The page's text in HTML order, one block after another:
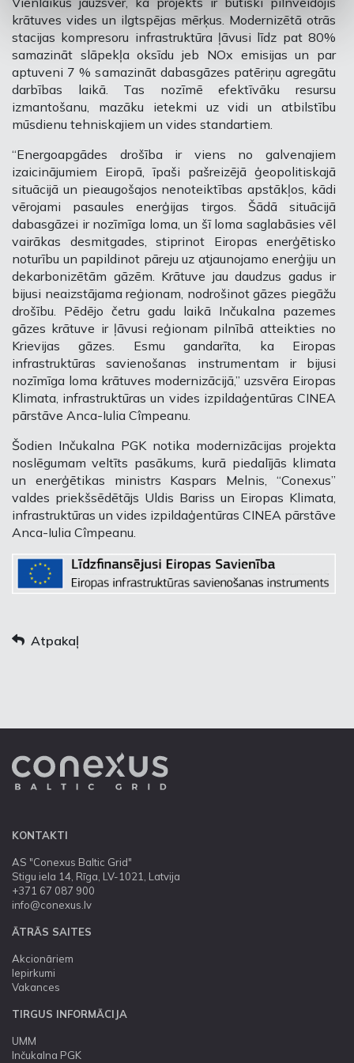
krātuves vides un ilgtspējas mērķus. Modernizētā otrās
stacijas kompresoru infrastruktūra ļāvusi līdz pat 80%
samazināt slāpekļa oksīdu jeb NOx emisijas un par
aptuveni 7 % samazināt dabasgāzes patēriņu agregātu
darbības laikā. Tas nozīmē efektīvāku resursu
izmantošanu, mazāku ietekmi uz vidi un atbilstību
mūsdienu tehniskajiem un vides standartiem.
“Energoapgādes drošība ir viens no galvenajiem
izaicinājumiem Eiropā, īpaši pašreizējā ģeopolitiskajā
situācijā un pieaugošajos nenoteiktības apstākļos, kādi
vērojami pasaules enerģijas tirgos. Šādā situācijā
dabasgāzei ir nozīmīga loma, un šī loma saglabāsies vēl
vairākas desmitgades, stiprinot Eiropas enerģētisko
noturību un papildinot pāreju uz atjaunojamo enerģiju un
dekarbonizētām gāzēm. Krātuve jau daudzus gadus ir
bijusi neaizstājama reģionam, nodrošinot gāzes piegāžu
drošību. Pēdējo četru gadu laikā Inčukalna pazemes
gāzes krātuve ir ļāvusi reģionam pilnībā atteikties no
Krievijas gāzes. Esmu gandarīta, ka Eiropas
infrastruktūras savienošanas instrumentam ir bijusi
nozīmīga loma krātuves modernizācijā,” uzsvēra Eiropas
Klimata, infrastruktūras un vides izpildaģentūras CINEA
pārstāve Anca-Iulia Cîmpeanu.
Šodien Inčukalna PGK notika modernizācijas projekta
noslēgumam veltīts pasākums, kurā piedalījās klimata
un enerģētikas ministrs Kaspars Melnis, “Conexus”
valdes priekšsēdētājs Uldis Bariss un Eiropas Klimata,
infrastruktūras un vides izpildaģentūras CINEA pārstāve
Anca-Iulia Cîmpeanu.
Atpakaļ
KONTAKTI
AS "Conexus Baltic Grid"
Stigu iela 14, Rīga, LV-1021, Latvija
+371 67 087 900
info@conexus.lv
ĀTRĀS SAITES
Akcionāriem
Iepirkumi
Vakances
TIRGUS INFORMĀCIJA
UMM
Inčukalna PGK